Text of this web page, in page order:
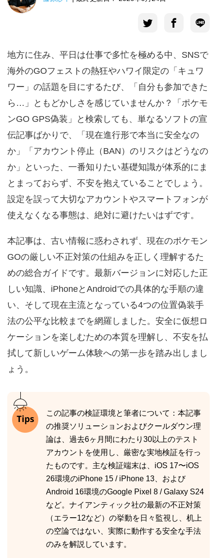
地方に住み、平日は仕事で多忙を極める中、SNSで
海外のGOフェストの熱狂やハワイ限定の「キュワ
ワー」の話題を目にするたび、「自分も参加できた
ら…」ともどかしさを感じていませんか？「ポケモ
ンGO GPS偽装」と検索しても、単なるソフトの宣
伝記事ばかりで、「現在進行形で本当に安全なの
か」「アカウント停止（BAN）のリスクはどうなの
か」といった、一番知りたい基礎知識が体系的にま
とまっておらず、不安を抱えていることでしょう。
設定を誤って大切なアカウントやスマートフォンが
使えなくなる事態は、絶対に避けたいはずです。
本記事は、古い情報に惑わされず、現在のポケモン
GOの厳しい不正対策の仕組みを正しく理解するた
めの総合ガイドです。最新バージョンに対応した正
しい知識、iPhoneとAndroidでの具体的な手順の違
い、そして現在主流となっている4つの位置偽装手
法の公平な比較までを網羅しました。安全に仮想ロ
ケーションを楽しむための本質を理解し、不安を払
拭して新しいゲーム体験への第一歩を踏み出しまし
ょう。
この記事の検証環境と筆者について：本記事
の推奨ソリューションおよびクールダウン理
論は、過去6ヶ月間にわたり30以上のテスト
アカウントを使用し、厳密な実地検証を行っ
たものです。主な検証端末は、iOS 17〜iOS
26環境のiPhone 15 / iPhone 13、および
Android 16環境のGoogle Pixel 8 / Galaxy S24
など。ナイアンティック社の最新の不正対策
（エラー12など）の挙動を日々監視し、机上
の空論ではない、実際に動作する安全な手法
のみを解説しています。